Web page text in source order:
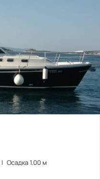
Осадка 1.00 м